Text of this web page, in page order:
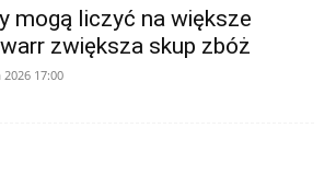
mogą liczyć na większe
zwiększa skup zbóż
17:00